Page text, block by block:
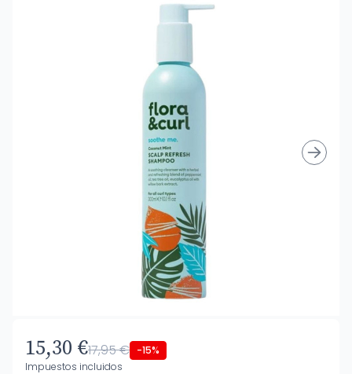
15,30 €17,95 € -15%
Impuestos incluidos